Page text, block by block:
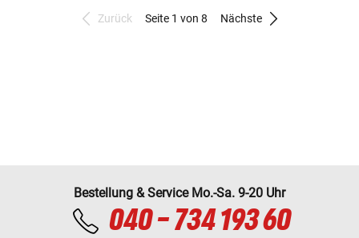
Zurück Seite 1 von 8 Nächste
Bestellung & Service Mo.-Sa. 9-20 Uhr
040 - 734 193 60